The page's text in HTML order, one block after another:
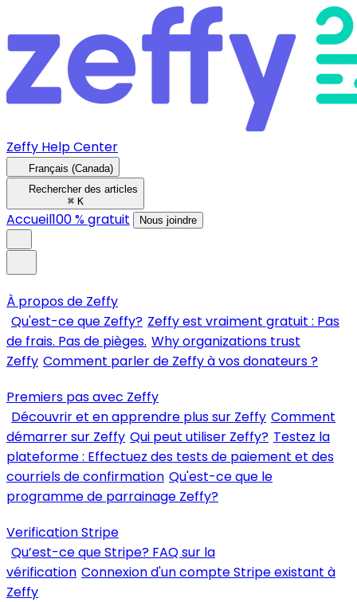
Zeffy Help Center
Français (Canada)
Rechercher des articles
⌘ K
Accueil100 % gratuit Nous joindre
À propos de Zeffy
Qu'est-ce que Zeffy? Zeffy est vraiment gratuit : Pas
de frais. Pas de pièges. Why organizations trust
Zeffy Comment parler de Zeffy à vos donateurs ?
Premiers pas avec Zeffy
Découvrir et en apprendre plus sur Zeffy Comment
démarrer sur Zeffy Qui peut utiliser Zeffy? Testez la
plateforme : Effectuez des tests de paiement et des
courriels de confirmation Qu'est-ce que le
programme de parrainage Zeffy?
Verification Stripe
Qu’est-ce que Stripe? FAQ sur la
vérification Connexion d'un compte Stripe existant à
Zeffy